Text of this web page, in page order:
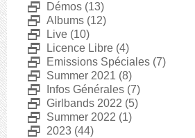
D Démos (13)
D Albums (12)
D Live (10)
D Licence Libre (4)
D Emissions Spéciales (7)
D Summer 2021 (8)
D Infos Générales (7)
D Girlbands 2022 (5)
D Summer 2022 (1)
D 2023 (44)